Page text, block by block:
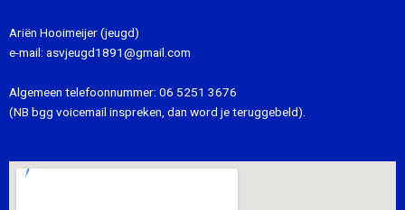
Ariën Hooimeijer (jeugd)
e-mail: asvjeugd1891@gmail.com
Algemeen telefoonnummer: 06 5251 3676
(NB bgg voicemail inspreken, dan word je teruggebeld).